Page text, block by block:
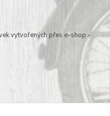
vytvořených přes e-shop -